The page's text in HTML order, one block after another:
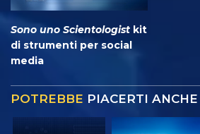
Sono uno Scientologist kit
di strumenti per social
media
POTREBBE PIACERTI ANCHE